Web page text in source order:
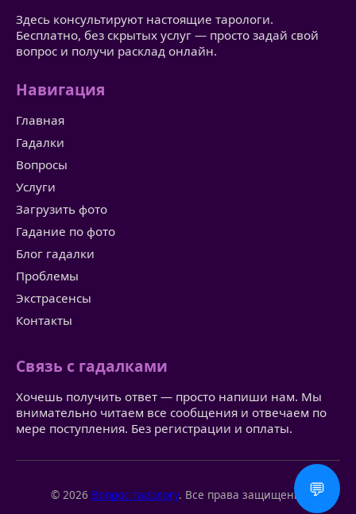
Здесь консультируют настоящие тарологи.
Бесплатно, без скрытых услуг — просто задай свой
вопрос и получи расклад онлайн.
Навигация
Главная
Гадалки
Вопросы
Услуги
Загрузить фото
Гадание по фото
Блог гадалки
Проблемы
Экстрасенсы
Контакты
Связь с гадалками
Хочешь получить ответ — просто напиши нам. Мы
внимательно читаем все сообщения и отвечаем по
мере поступления. Без регистрации и оплаты.
© 2026 Вопрос тарологу. Все права защищены. 💬